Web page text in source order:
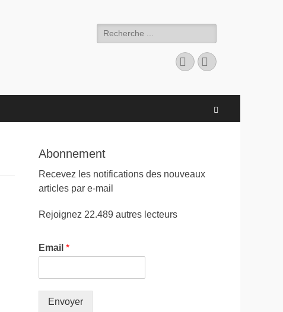
Search
for:
FacebookLinkedIn
Abonnement
Recevez les notifications des nouveaux
articles par e-mail
Rejoignez 22.489 autres lecteurs
Email *
Envoyer